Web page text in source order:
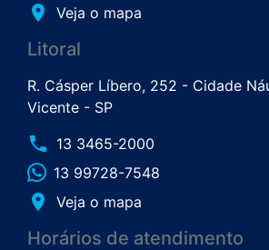
place Veja o mapa
Litoral
R. Cásper Líbero, 252 - Cidade
Vicente - SP
phone 13 3465-2000
13 99728-7548
place Veja o mapa
Horários de atendimento